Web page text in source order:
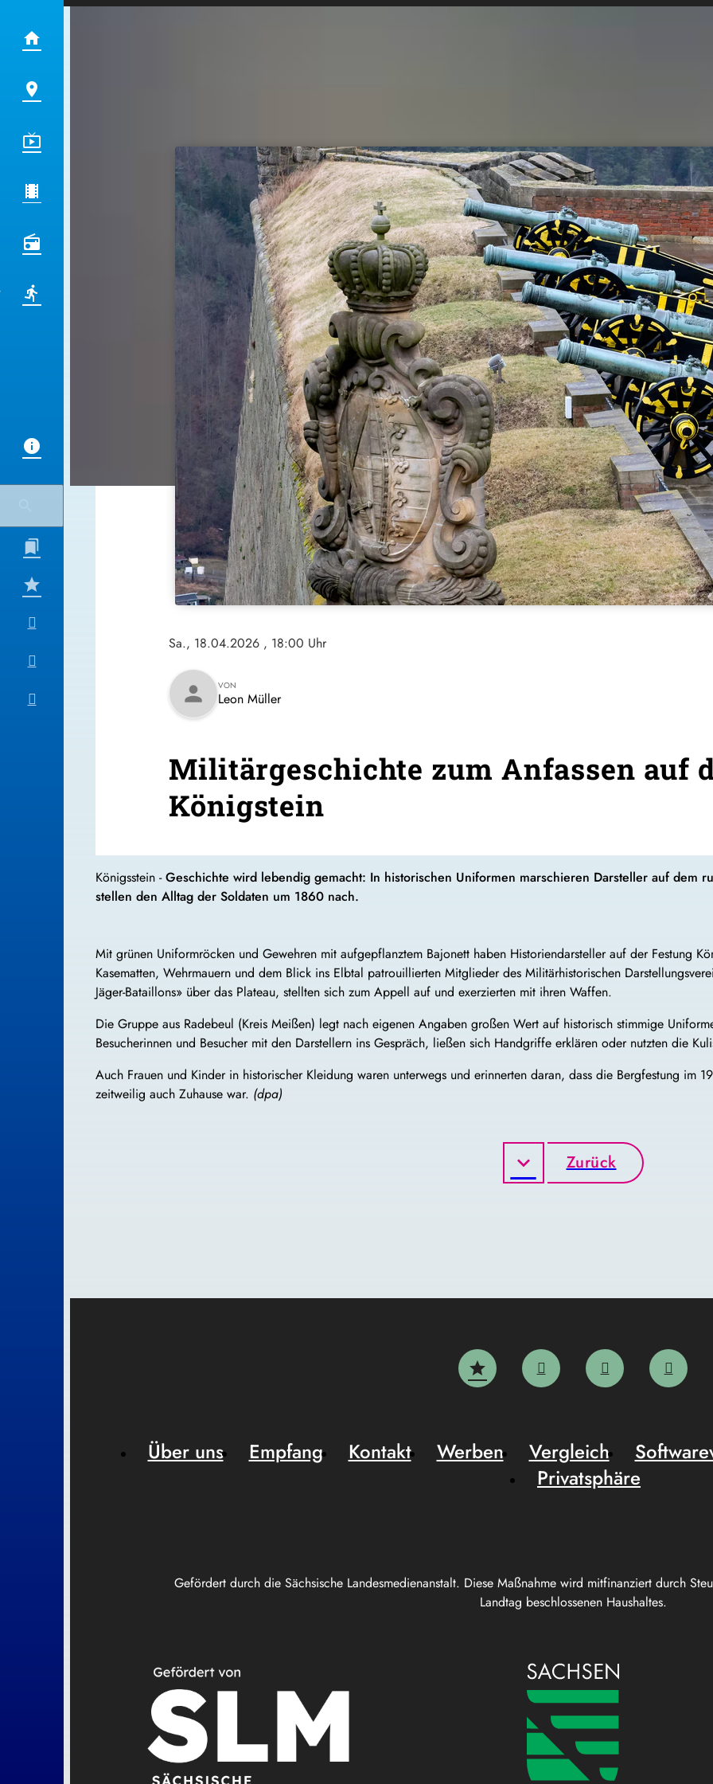
Sa., 18.04.2026 , 18:00 Uhr
person VON
Leon Müller
Militärgeschichte zum Anfassen auf
Königstein
Königsstein -Geschichte wird lebendig gemacht: In historischen Uniformen marschieren Darsteller auf dem
stellen den Alltag der Soldaten um 1860 nach.
Mit grünen Uniformröcken und Gewehren mit aufgepflanztem Bajonett haben Historiendarsteller auf der Festung
Kasematten, Wehrmauern und dem Blick ins Elbtal patrouillierten Mitglieder des Militärhistorischen
Jäger-Bataillons» über das Plateau, stellten sich zum Appell auf und exerzierten mit ihren Waffen.
Die Gruppe aus Radebeul (Kreis Meißen) legt nach eigenen Angaben großen Wert auf historisch stimmige
Besucherinnen und Besucher mit den Darstellern ins Gespräch, ließen sich Handgriffe erklären oder nutzten die
Auch Frauen und Kinder in historischer Kleidung waren unterwegs und erinnerten daran, dass die Bergfestung im
zeitweilig auch Zuhause war. (dpa)
Zurück
Gefördert durch die Sächsische Landesmedienanstalt. Diese Maßnahme wird mitfinanziert durch
Landtag beschlossenen Haushaltes.
Über uns Empfang Kontakt Werben Vergleich
Privatsphäre